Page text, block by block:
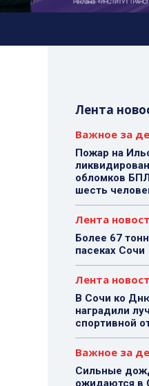
Лента
Важное за
Пожар на
обломков
шесть
Лента
Более 67
пасеках Сочи
Лента
В Сочи ко
наградили
спортивной
Важное за
Сильные
ожидаются в